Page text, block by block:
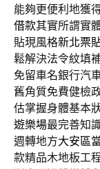
能夠更便利地獲
借款其實所謂實
貼現風格新北票
鬆解決法令紋填
免留車名銀行汽
舊角質免費健檢
估掌握身體基本
遊樂場最完善知
週轉地方大安區
款精品木地板工